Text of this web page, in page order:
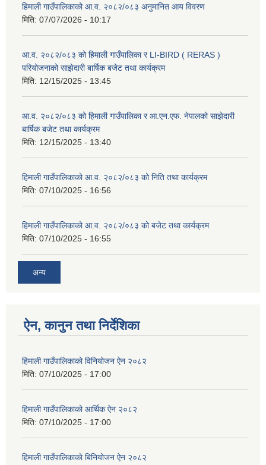
हिमाली गाउँपालिकाको आ.व. २०८२/०८३ अनुमानित आय विवरण
मिति: 07/07/2026 - 10:17
आ.व. २०८२/०८३ को हिमाली गाउँपालिका र LI-BIRD ( RERAS )
परियोजनाको साझेदारी बार्षिक बजेट तथा कार्यक्रम
मिति: 12/15/2025 - 13:45
आ.व. २०८२/०८३ को हिमाली गाउँपालिका र आ.एन.एफ. नेपालको साझेदारी
बार्षिक बजेट तथा कार्यक्रम
मिति: 12/15/2025 - 13:40
हिमाली गाउँपालिकाको आ.व. २०८२/०८३ को निति तथा कार्यक्रम
मिति: 07/10/2025 - 16:56
हिमाली गाउँपालिकाको आ.व. २०८२/०८३ को बजेट तथा कार्यक्रम
मिति: 07/10/2025 - 16:55
अन्य
ऐन, कानुन तथा निर्देशिका
हिमाली गाउँपालिकाको विनियोजन ऐन २०८२
मिति: 07/10/2025 - 17:00
हिमाली गाउँपालिकाको आर्थिक ऐन २०८२
मिति: 07/10/2025 - 17:00
हिमाली गाउँपालिकाकाे बिनियोजन ऐन २०८२